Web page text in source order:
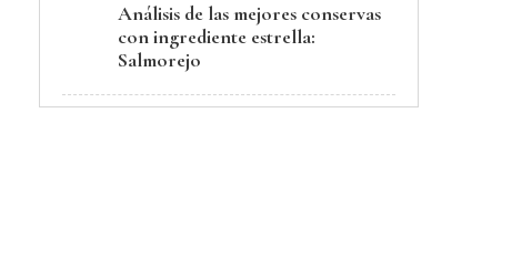
Análisis de las mejores conservas
con ingrediente estrella:
Salmorejo